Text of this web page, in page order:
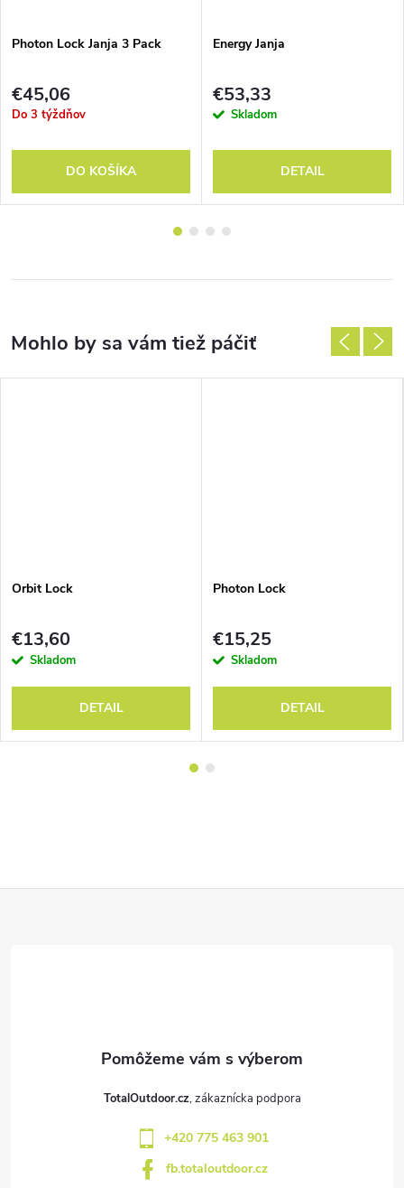
Photon Lock Janja 3 Pack
€45,06
Do 3 týždňov
DO KOŠÍKA
Energy Janja
€53,33
Skladom
DETAIL
Orbit Lock
€13,60
Skladom
DETAIL
Photon Lock
€15,25
Skladom
DETAIL
TotalOutdoor.cz
+420 775 463 901
fb.totaloutdoor.cz